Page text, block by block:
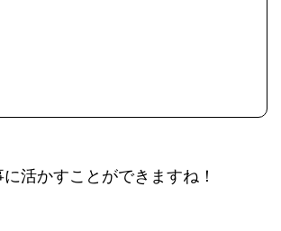
活かすことができますね！